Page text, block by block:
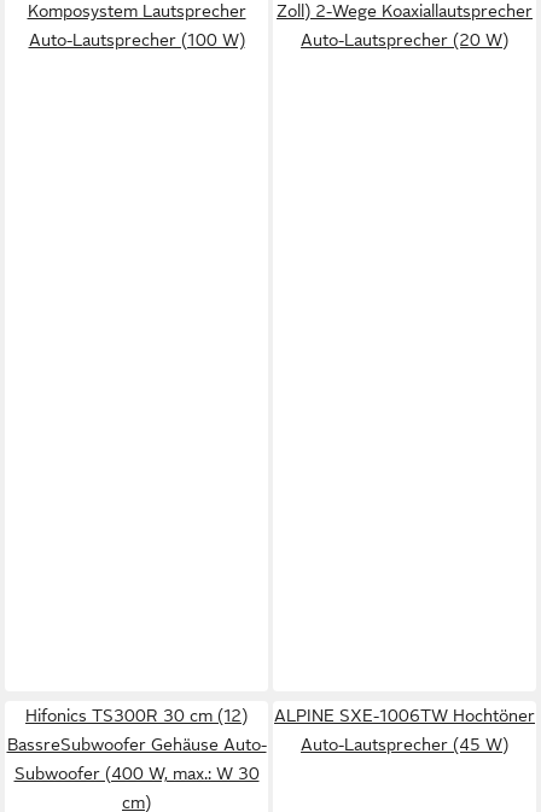
Komposystem Lautsprecher
Auto-Lautsprecher (100 W)
Zoll) 2-Wege Koaxiallautsprecher
Auto-Lautsprecher (20 W)
Hifonics TS300R 30 cm (12)
BassreSubwoofer Gehäuse Auto-
Subwoofer (400 W, max.: W 30
cm)
ALPINE SXE-1006TW Hochtöner
Auto-Lautsprecher (45 W)